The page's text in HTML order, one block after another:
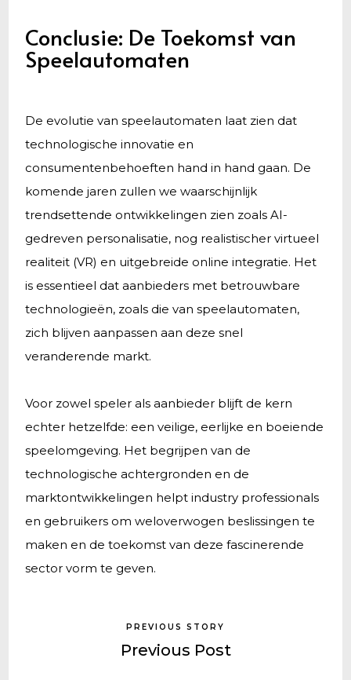
Conclusie: De Toekomst van
Speelautomaten
De evolutie van speelautomaten laat zien dat
technologische innovatie en
consumentenbehoeften hand in hand gaan. De
komende jaren zullen we waarschijnlijk
trendsettende ontwikkelingen zien zoals AI-
gedreven personalisatie, nog realistischer virtueel
realiteit (VR) en uitgebreide online integratie. Het
is essentieel dat aanbieders met betrouwbare
technologieën, zoals die van speelautomaten,
zich blijven aanpassen aan deze snel
veranderende markt.
Voor zowel speler als aanbieder blijft de kern
echter hetzelfde: een veilige, eerlijke en boeiende
speelomgeving. Het begrijpen van de
technologische achtergronden en de
marktontwikkelingen helpt industry professionals
en gebruikers om weloverwogen beslissingen te
maken en de toekomst van deze fascinerende
sector vorm te geven.
PREVIOUS STORY
Previous Post